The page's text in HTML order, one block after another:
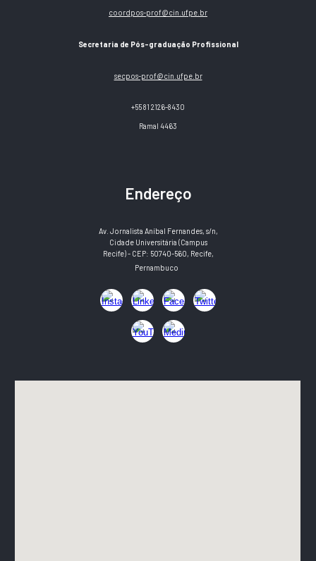
coordpos-prof@cin.ufpe.br
Secretaria de Pós-graduação Profissional
secpos-prof@cin.ufpe.br
+55 81 2126-8430
Ramal 4463
Endereço
Av. Jornalista Aníbal Fernandes, s/n,
CidadeUniversitária (Campus
Recife) - CEP: 50740-560, Recife,
Pernambuco